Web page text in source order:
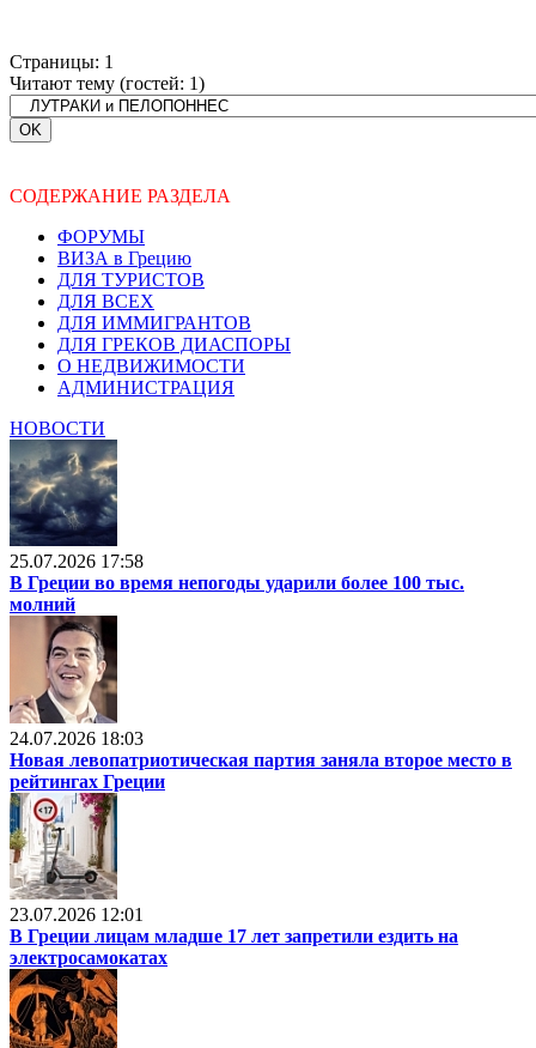
Страницы: 1
Читают тему (гостей: 1)
СОДЕРЖАНИЕ РАЗДЕЛА
ФОРУМЫ
ВИЗА в Грецию
ДЛЯ ТУРИСТОВ
ДЛЯ ВСЕХ
ДЛЯ ИММИГРАНТОВ
ДЛЯ ГРЕКОВ ДИАСПОРЫ
О НЕДВИЖИМОСТИ
АДМИНИСТРАЦИЯ
НОВОСТИ
25.07.2026 17:58
В Греции во время непогоды ударили более 100 тыс.
молний
24.07.2026 18:03
Новая левопатриотическая партия заняла второе место в
рейтингах Греции
23.07.2026 12:01
В Греции лицам младше 17 лет запретили ездить на
электросамокатах